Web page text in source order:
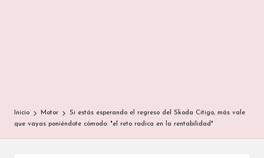
Inicio Motor
Si estás esperando el regreso del Skoda Citigo, más vale
que vayas poniéndote cómodo: "el reto radica en la rentabilidad"